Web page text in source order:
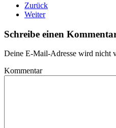
Zurück
Weiter
Schreibe einen
Deine E-Mail-Adresse wird nicht
Kommentar